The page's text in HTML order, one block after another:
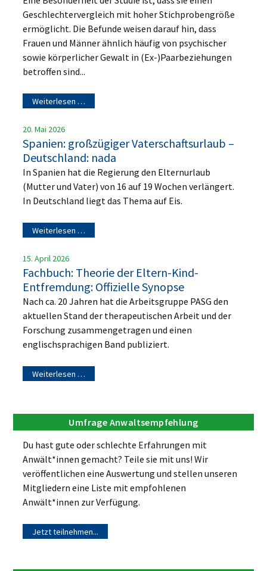
Geschlechtervergleich mit hoher Stichprobengröße
ermöglicht. Die Befunde weisen darauf hin, dass
Frauen und Männer ähnlich häufig von psychischer
sowie körperlicher Gewalt in (Ex-)Paarbeziehungen
betroffen sind...
Weiterlesen …
20. Mai 2026
Spanien: großzügiger Vaterschaftsurlaub –
Deutschland: nada
In Spanien hat die Regierung den Elternurlaub
(Mutter und Vater) von 16 auf 19 Wochen verlängert.
In Deutschland liegt das Thema auf Eis.
Weiterlesen …
15. April 2026
Fachbuch: Theorie der Eltern-Kind-
Entfremdung: Offizielle Synopse
Nach ca. 20 Jahren hat die Arbeitsgruppe PASG den
aktuellen Stand der therapeutischen Arbeit und der
Forschung zusammengetragen und einen
englischsprachigen Band publiziert.
Weiterlesen …
Umfrage Anwaltsempfehlung
Du hast gute oder schlechte Erfahrungen mit
Anwält*innen gemacht? Teile sie mit uns! Wir
veröffentlichen eine Auswertung und stellen unseren
Mitgliedern eine Liste mit empfohlenen
Anwält*innen zur Verfügung.
Jetzt teilnehmen...